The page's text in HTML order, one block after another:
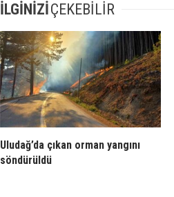
İLGİNİZİÇEKEBİLİR
Uludağ’da çıkan orman yangını
söndürüldü